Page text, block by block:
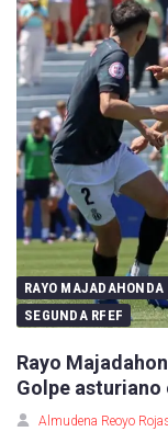
RAYO MAJADAHONDA
SEGUNDA RFEF
Rayo
Golpe asturiano
Almudena Reoyo